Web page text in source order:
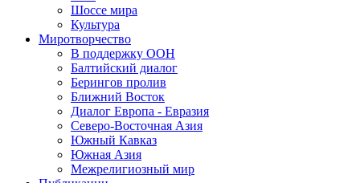
Шоссе мира
Культура
Миротворчество
В поддержку ООН
Балтийский диалог
Берингов пролив
Ближний Восток
Диалог Европа - Евразия
Северо-Восточная Азия
Южный Кавказ
Южная Азия
Межрелигиозный мир